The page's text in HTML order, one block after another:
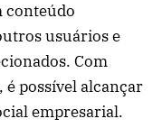
conteúdo
usuários e
Com
é possível alcançar
empresarial.